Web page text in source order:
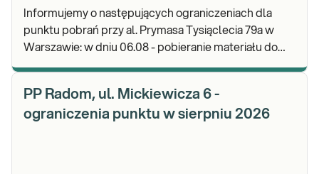
Informujemy o następujących ograniczeniach dla
punktu pobrań przy al. Prymasa Tysiąclecia 79a w
Warszawie: w dniu 06.08 - pobieranie materiału do
PP Radom, ul. Mickiewicza 6 -
ograniczenia punktu w sierpniu 2026